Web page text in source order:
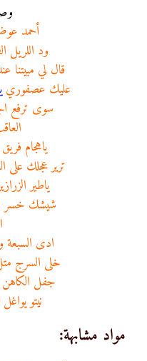
أحمد
ود اللريل
قال لي مبيتنا
عليك عصفوري
سوى ترفع
ياهجام
ترير عجلك
ياطير
شيشك خسر
ادى السبعة
خلى السرج
جفل الكاهن
نيتو
مواد مشابهة: